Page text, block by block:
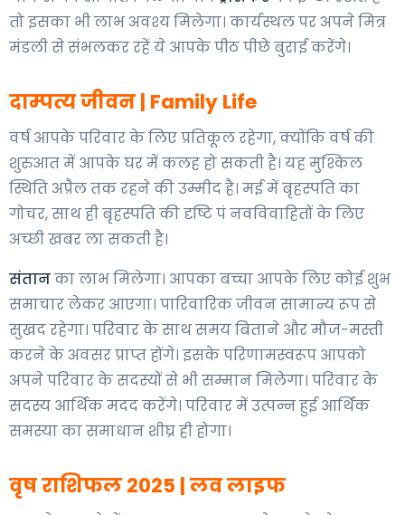
तो इसका भी लाभ अवश्य मिलेगा। कार्यस्थल पर अपने मित्र
मंडली से संभलकर रहें ये आपके पीठ पीछे बुराई करेंगे।
दाम्पत्य जीवन | Family Life
वर्ष आपके परिवार के लिए प्रतिकूल रहेगा, क्योंकि वर्ष की
शुरुआत में आपके घर में कलह हो सकती है। यह मुश्किल
स्थिति अप्रैल तक रहने की उम्मीद है। मई में बृहस्पति का
गोचर, साथ ही बृहस्पति की दृष्टि पं नवविवाहितों के लिए
अच्छी खबर ला सकती है।
संतानका लाभ मिलेगा। आपका बच्चा आपके लिए कोई शुभ
समाचार लेकर आएगा। पारिवारिक जीवन सामान्य रूप से
सुखद रहेगा। परिवार के साथ समय बिताने और मौज-मस्ती
करने के अवसर प्राप्त होंगे। इसके परिणामस्वरूप आपको
अपने परिवार के सदस्यों से भी सम्मान मिलेगा। परिवार के
सदस्य आर्थिक मदद करेंगे। परिवार में उत्पन्न हुई आर्थिक
समस्या का समाधान शीघ्र ही होगा।
वृष राशिफल 2025 |लव लाइफ